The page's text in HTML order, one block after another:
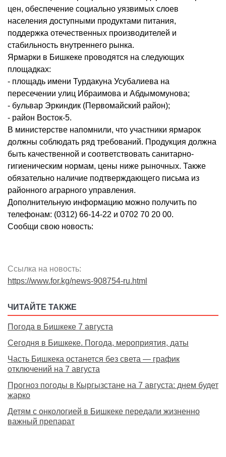
цен, обеспечение социально уязвимых слоев
населения доступными продуктами питания,
поддержка отечественных производителей и
стабильность внутреннего рынка.
Ярмарки в Бишкеке проводятся на следующих
площадках:
- площадь имени Турдакуна Усубалиева на
пересечении улиц Ибраимова и Абдымомунова;
- бульвар Эркиндик (Первомайский район);
- район Восток-5.
В министерстве напомнили, что участники ярмарок
должны соблюдать ряд требований. Продукция должна
быть качественной и соответствовать санитарно-
гигиеническим нормам, цены ниже рыночных. Также
обязательно наличие подтверждающего письма из
районного аграрного управления.
Дополнительную информацию можно получить по
телефонам: (0312) 66-14-22 и 0702 70 20 00.
Сообщи свою новость:
Ссылка на новость:
https://www.for.kg/news-908754-ru.html
ЧИТАЙТЕ ТАКЖЕ
Погода в Бишкеке 7 августа
Сегодня в Бишкеке. Погода, мероприятия, даты
Часть Бишкека останется без света — график
отключений на 7 августа
Прогноз погоды в Кыргызстане на 7 августа: днем будет
жарко
Детям с онкологией в Бишкеке передали жизненно
важный препарат